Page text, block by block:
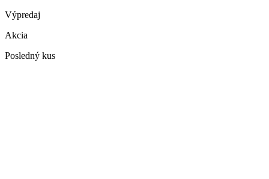
Výpredaj
Akcia
Posledný kus